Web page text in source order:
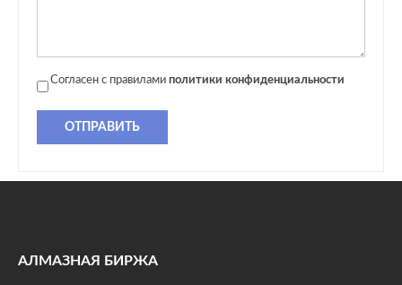
Согласен с правилами политики конфиденциальности
ОТПРАВИТЬ
АЛМАЗНАЯ БИРЖА